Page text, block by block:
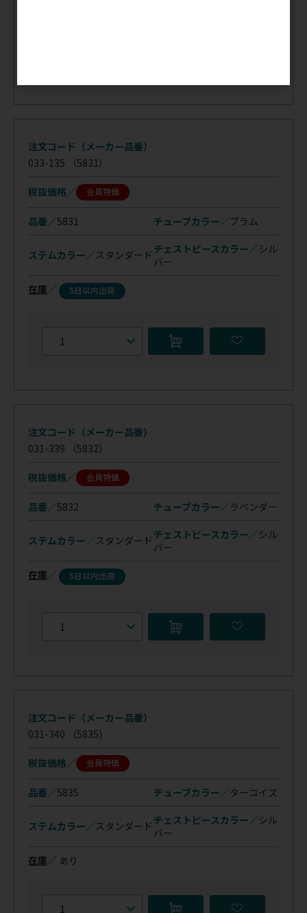
注文コード（メーカー品番）
033-135 （5831）
税抜価格 会員特価
品番／5831 チューブカラー／プラム
ステムカラー／ スタンダード チェストピースカラー／シル
バー
在庫／ 5日以内出荷
注文コード（メーカー品番）
031-339 （5832）
税抜価格 会員特価
品番／5832 チューブカラー／ラベンダー
ステムカラー／ スタンダード チェストピースカラー／シル
バー
在庫／ 5日以内出荷
注文コード（メーカー品番）
031-340 （5835）
税抜価格 会員特価
品番／5835 チューブカラー／ターコイズ
ステムカラー／ スタンダード チェストピースカラー／シル
バー
在庫 ／ あり